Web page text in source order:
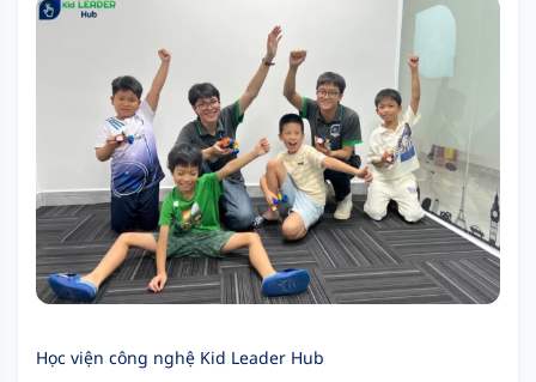
Học viện công nghệ Kid Leader Hub